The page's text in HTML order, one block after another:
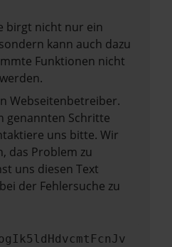
birgt nicht nur ein
kann auch dazu
Funktionen nicht
Webseitenbetreiber.
genannten Schritte
uns bitte. Wir
das Problem zu
uns diesen Text
der Fehlersuche zu